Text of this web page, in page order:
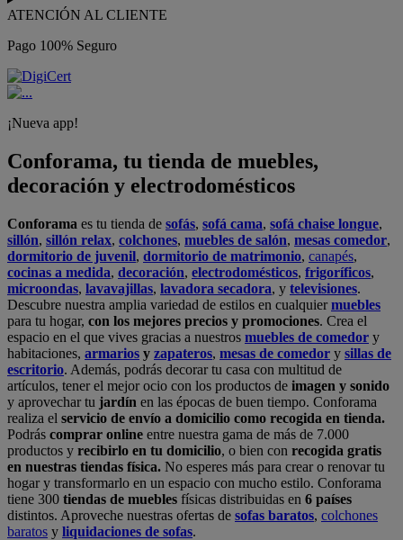
ATENCIÓN AL CLIENTE
Pago 100% Seguro
¡Nueva app!
Conforama, tu tienda de muebles,
decoración y electrodomésticos
Conforama es tu tienda de sofás, sofá cama, sofá chaise longue,
sillón, sillón relax, colchones, muebles de salón, mesas comedor,
dormitorio de juvenil, dormitorio de matrimonio, canapés,
cocinas a medida, decoración, electrodomésticos, frigoríficos,
microondas, lavavajillas, lavadora secadora, y televisiones.
Descubre nuestra amplia variedad de estilos en cualquiermuebles
para tu hogar, con los mejores precios y promociones. Crea el
espacio en el que vives gracias a nuestros muebles de comedor y
habitaciones, armarios y zapateros, mesas de comedor y sillas de
escritorio. Además, podrás decorar tu casa con multitud de
artículos, tener el mejor ocio con los productos de imagen y sonido
y aprovechar tu jardín en las épocas de buen tiempo. Conforama
realiza el servicio de envío a domicilio como recogida en tienda.
Podrás comprar online entre nuestra gama de más de 7.000
productos y recibirlo en tu domicilio, o bien con recogida gratis
en nuestras tiendas física. No esperes más para crear o renovar tu
hogar y transformarlo en un espacio con mucho estilo. Conforama
tiene 300 tiendas de muebles físicas distribuidas en 6 países
distintos. Aproveche nuestras ofertas de sofas baratos, colchones
baratos y liquidaciones de sofas.